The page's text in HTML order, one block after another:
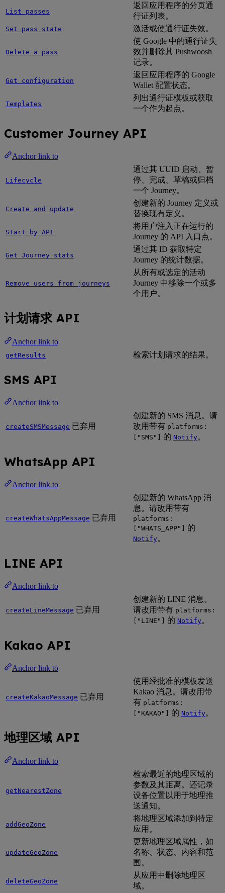
List passes
返回应用程序的分页通
行证列表。
Set pass state 激活或使通行证失效。
Delete a pass
使 Google 中的通行证失
效并删除其 Pushwoosh
记录。
Get configuration
返回应用程序的 Google
Wallet 配置状态。
Templates
列出通行证模板或获取
一个作为起点。
Customer Journey API
Anchor link to
Lifecycle
通过其 UUID 启动、暂
停、完成、草稿或归档
一个 Journey。
Create and update
创建新的 Journey 定义或
替换现有定义。
Start by API
将用户注入正在运行的
Journey 的 API 入口点。
Get Journey stats
通过其 ID 获取特定
Journey 的统计数据。
Remove users from journeys
从所有或选定的活动
Journey 中移除一个或多
个用户。
计划请求 API
Anchor link to
getResults 检索计划请求的结果。
SMS API
Anchor link to
createSMSMessage 已弃用
创建新的 SMS 消息。请
改用带有 platforms:
["SMS"]
的 Notify 。
WhatsApp API
Anchor link to
createWhatsAppMessage 已弃用
创建新的 WhatsApp 消
息。请改用带有
platforms:
["WHATS_APP"]
的
Notify 。
LINE API
Anchor link to
createLineMessage 已弃用
创建新的 LINE 消息。
请改用带有 platforms:
["LINE"]
的 Notify 。
Kakao API
Anchor link to
createKakaoMessage 已弃用
使用经批准的模板发送
Kakao 消息。请改用带
有 platforms:
["KAKAO"] 的 Notify 。
地理区域 API
Anchor link to
getNearestZone
检索最近的地理区域的
参数及其距离。还记录
设备位置以用于地理推
送通知。
addGeoZone
将地理区域添加到特定
应用。
updateGeoZone
更新地理区域属性，如
名称、状态、内容和范
围。
deleteGeoZone
从应用中删除地理区
域。